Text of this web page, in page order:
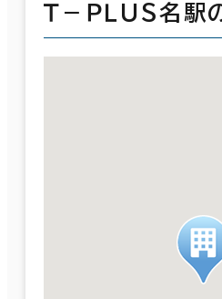
Ｔ－ＰＬＵＳ名駅